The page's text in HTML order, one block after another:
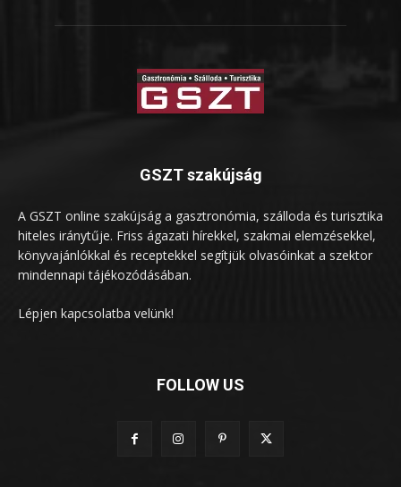
GSZT szakújság
A GSZT online szakújság a gasztronómia, szálloda és turisztika
hiteles iránytűje. Friss ágazati hírekkel, szakmai elemzésekkel,
könyvajánlókkal és receptekkel segítjük olvasóinkat a szektor
mindennapi tájékozódásában.
Lépjen kapcsolatba velünk!
FOLLOW US